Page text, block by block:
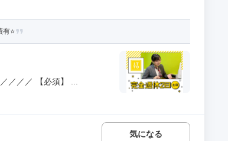
⭐
／／／ 【必須】 ...
気になる